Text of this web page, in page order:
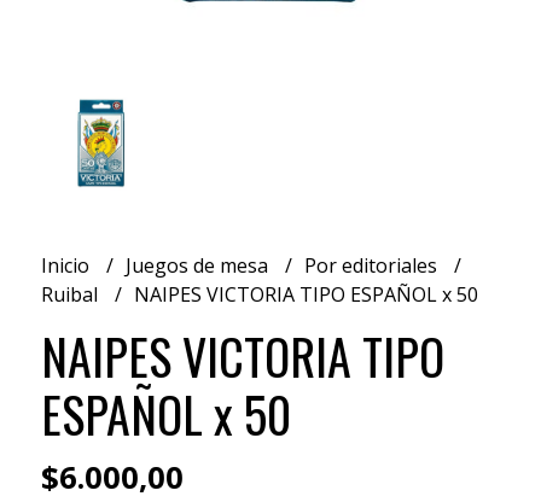
Inicio Juegos de mesa
Por editoriales
Ruibal
NAIPES VICTORIA TIPO ESPAÑOL x 50
NAIPES VICTORIA TIPO
ESPAÑOL x 50
$6.000,00